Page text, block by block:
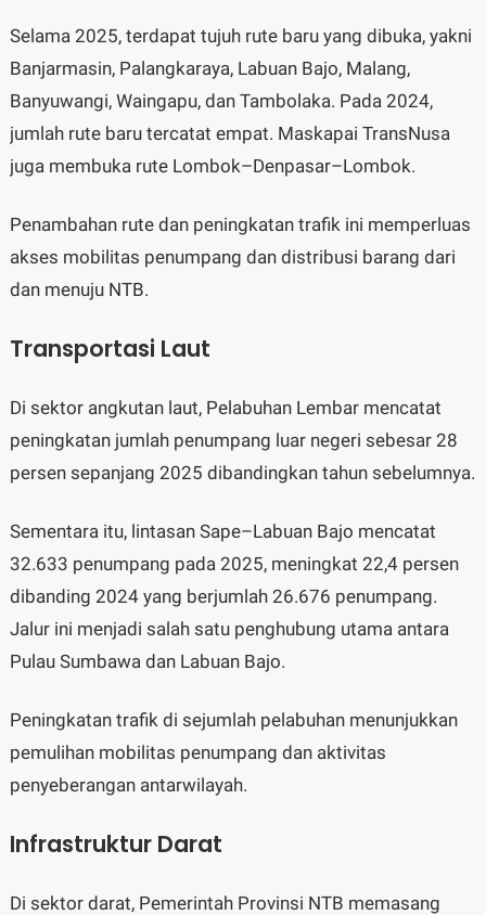
Selama 2025, terdapat tujuh rute baru yang dibuka, yakni
Banjarmasin, Palangkaraya, Labuan Bajo, Malang,
Banyuwangi, Waingapu, dan Tambolaka. Pada 2024,
jumlah rute baru tercatat empat. Maskapai TransNusa
juga membuka rute Lombok–Denpasar–Lombok.
Penambahan rute dan peningkatan trafik ini memperluas
akses mobilitas penumpang dan distribusi barang dari
dan menuju NTB.
Transportasi Laut
Di sektor angkutan laut, Pelabuhan Lembar mencatat
peningkatan jumlah penumpang luar negeri sebesar 28
persen sepanjang 2025 dibandingkan tahun sebelumnya.
Sementara itu, lintasan Sape–Labuan Bajo mencatat
32.633 penumpang pada 2025, meningkat 22,4 persen
dibanding 2024 yang berjumlah 26.676 penumpang.
Jalur ini menjadi salah satu penghubung utama antara
Pulau Sumbawa dan Labuan Bajo.
Peningkatan trafik di sejumlah pelabuhan menunjukkan
pemulihan mobilitas penumpang dan aktivitas
penyeberangan antarwilayah.
Infrastruktur Darat
Di sektor darat, Pemerintah Provinsi NTB memasang